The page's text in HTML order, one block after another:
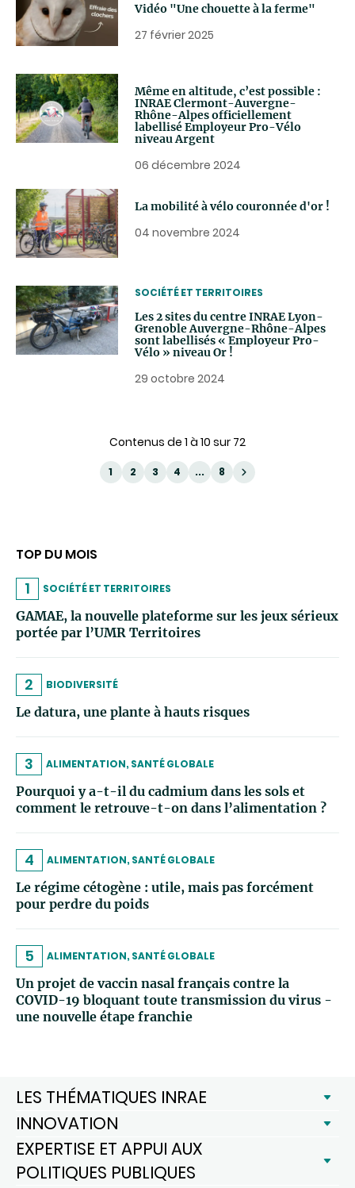
TOP DU MOIS
1 SOCIÉTÉ ET TERRITOIRES
GAMAE, la nouvelle plateforme sur les jeux sérieux
portée par l’UMR Territoires
2 BIODIVERSITÉ
Le datura, une plante à hauts risques
3 ALIMENTATION, SANTÉ GLOBALE
Pourquoi y a-t-il du cadmium dans les sols et
comment le retrouve-t-on dans l’alimentation ?
4 ALIMENTATION, SANTÉ GLOBALE
Le régime cétogène : utile, mais pas forcément
pour perdre du poids
5 ALIMENTATION, SANTÉ GLOBALE
Un projet de vaccin nasal français contre la
COVID-19 bloquant toute transmission du virus -
une nouvelle étape franchie
Vidéo "Une chouette à la ferme"
27 février 2025
Même en altitude, c’est possible :
INRAE Clermont-Auvergne-
Rhône-Alpes officiellement
labellisé Employeur Pro-Vélo
niveau Argent
06 décembre 2024
La mobilité à vélo couronnée d'or !
04 novembre 2024
THEMATIC
SOCIÉTÉ ET TERRITOIRES
Les 2 sites du centre INRAE Lyon-
Grenoble Auvergne-Rhône-Alpes
sont labellisés « Employeur Pro-
Vélo » niveau Or !
29 octobre 2024
Contenus de 1 à 10 sur 72
1 2 3 4 ... 8
LES THÉMATIQUES INRAE
INNOVATION
EXPERTISE ET APPUI AUX
POLITIQUES PUBLIQUES